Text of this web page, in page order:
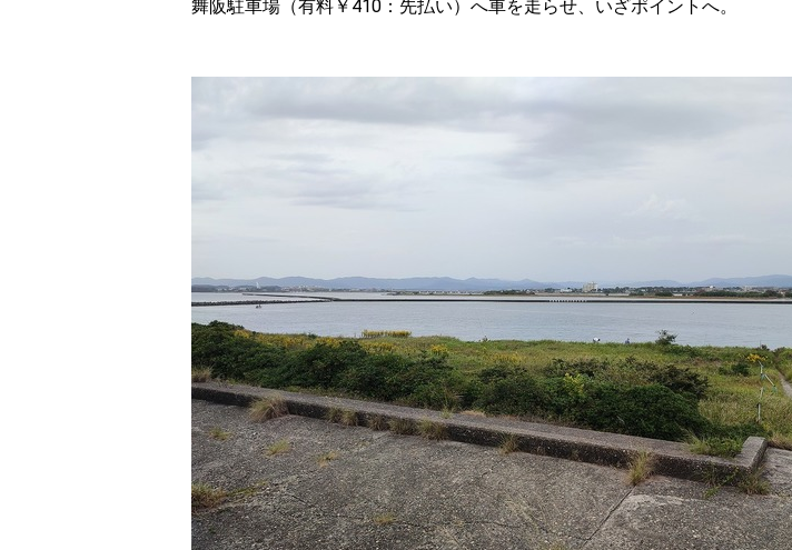
舞阪駐車場（有料￥410：先払い）へ車を走らせ、いざポイントへ。